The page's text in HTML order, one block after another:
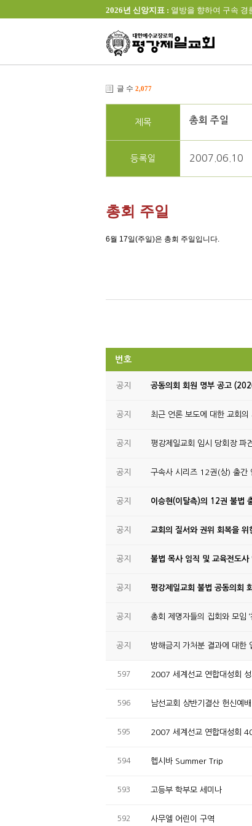
2026년 신앙지표 : 열방을 향하여 구속 경
글 수 2,077
제목 총회 주일
등록일 2007.06.10
총회 주일
6월 17일(주일)은 총회 주일입니다.
번호
공지 공동의회 회원 명부 공고
공지 최근 언론 보도에 대한 교회의
공지 평강제일교회 임시 당회장 파
공지 구속사 시리즈 12권(상) 출간
공지 이승현(이탈측)의 12권 불법
공지 교회의 질서와 권위 회복을
공지 불법 목사 임직 및 교육전도
공지 평강제일교회 불법 공동의회
공지 총회 제명자들의 집회와 모임
공지 방해금지 가처분 결과에 대한
597 2007 세계선교 연합대성회
596 남선교회 상반기결산 헌신예배
595 2007 세계선교 연합대성회
594 헵시바 Summer Trip
593 고등부 학부모 세미나
592 사무엘 어린이 구역